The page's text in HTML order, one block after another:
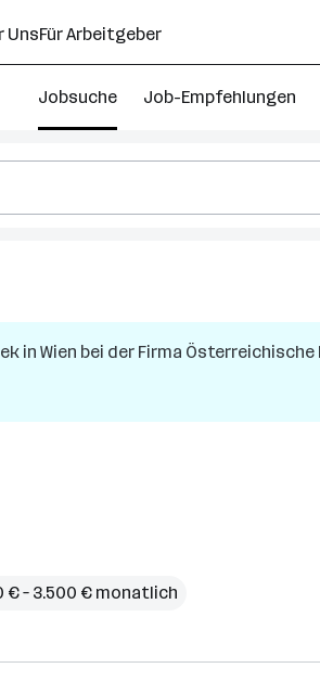
UnsFür Arbeitgeber
Jobsuche Job-Empfehlungen
in Wien bei der Firma
€ – 3.500 € monatlich